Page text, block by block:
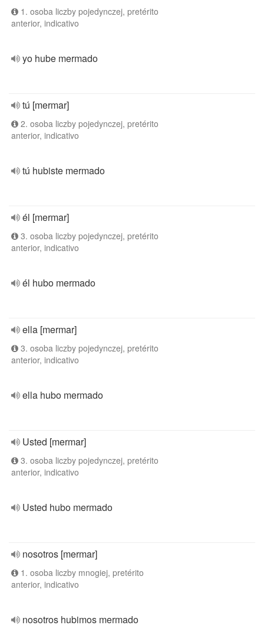
1. osoba liczby pojedynczej, pretérito
anterior, indicativo
yo hube mermado
tú [mermar]
2. osoba liczby pojedynczej, pretérito
anterior, indicativo
tú hubiste mermado
él [mermar]
3. osoba liczby pojedynczej, pretérito
anterior, indicativo
él hubo mermado
ella [mermar]
3. osoba liczby pojedynczej, pretérito
anterior, indicativo
ella hubo mermado
Usted [mermar]
3. osoba liczby pojedynczej, pretérito
anterior, indicativo
Usted hubo mermado
nosotros [mermar]
1. osoba liczby mnogiej, pretérito
anterior, indicativo
nosotros hubimos mermado